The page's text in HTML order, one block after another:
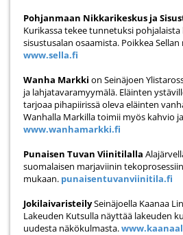
Pohjanmaan Nikkarikeskus ja
Kurikassa tekee tunnetuksi
sisustusalan osaamista. Poikkea Sellan
www.sella.fi
Wanha Markki on Seinäjoen
ja lahjatavaramyymälä. Eläinten
tarjoaa pihapiirissä oleva eläinten
Wanhalla Markilla toimii myös kahvio
www.wanhamarkki.fi
Punaisen Tuvan Viinitilalla
suomalaisen marjaviinin
mukaan. punaisentuvanviinitila.fi
JokilaivaristeilySeinäjoella Kaanaa
Lakeuden Kutsulla näyttää lakeuden
uudesta näkökulmasta.